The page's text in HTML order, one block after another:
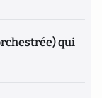
qui